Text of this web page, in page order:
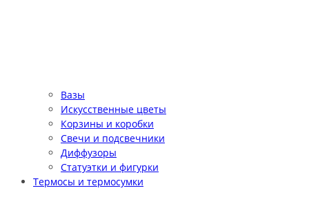
Вазы
Искусственные цветы
Корзины и коробки
Свечи и подсвечники
Диффузоры
Статуэтки и фигурки
Термосы и термосумки